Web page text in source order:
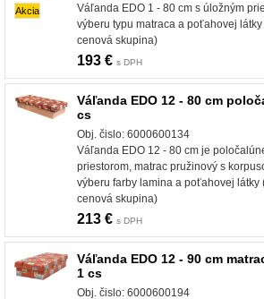
Akcia
Váľanda EDO 1 - 80 cm s úložným
výberu typu matraca a poťahovej
cenová skupina)
193 € s DPH
Váľanda EDO 12 - 80 cm
cs
Obj. čislo: 6000600134
Váľanda EDO 12 - 80 cm je
priestorom, matrac pružinový s
výberu farby lamina a poťahovej látky
cenová skupina)
213 € s DPH
Váľanda EDO 12 - 90 cm
1 cs
Obj. čislo: 6000600194